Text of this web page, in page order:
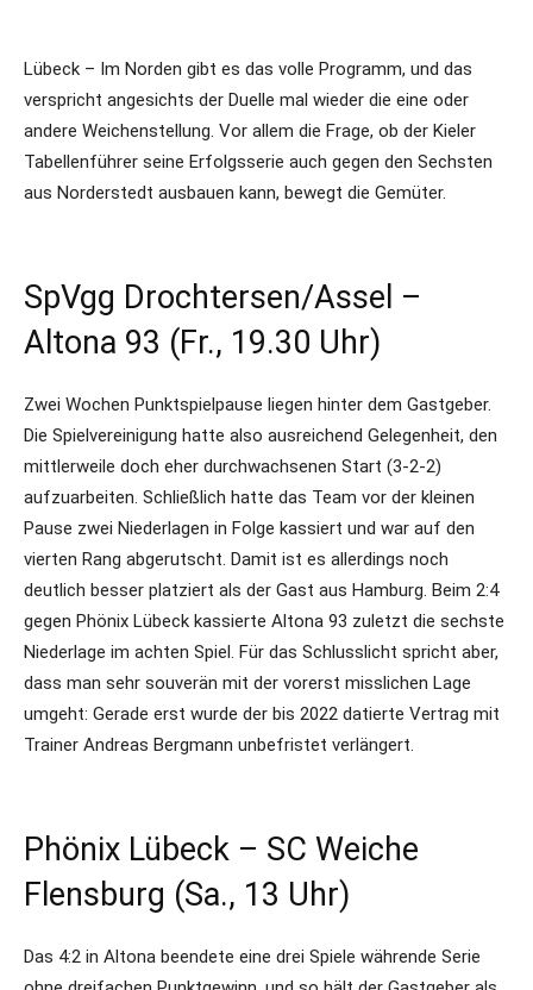
Lübeck – Im Norden gibt es das volle Programm, und das
verspricht angesichts der Duelle mal wieder die eine oder
andere Weichenstellung. Vor allem die Frage, ob der Kieler
Tabellenführer seine Erfolgsserie auch gegen den Sechsten
aus Norderstedt ausbauen kann, bewegt die Gemüter.
SpVgg Drochtersen/Assel –
Altona 93 (Fr., 19.30 Uhr)
Zwei Wochen Punktspielpause liegen hinter dem Gastgeber.
Die Spielvereinigung hatte also ausreichend Gelegenheit, den
mittlerweile doch eher durchwachsenen Start (3-2-2)
aufzuarbeiten. Schließlich hatte das Team vor der kleinen
Pause zwei Niederlagen in Folge kassiert und war auf den
vierten Rang abgerutscht. Damit ist es allerdings noch
deutlich besser platziert als der Gast aus Hamburg. Beim 2:4
gegen Phönix Lübeck kassierte Altona 93 zuletzt die sechste
Niederlage im achten Spiel. Für das Schlusslicht spricht aber,
dass man sehr souverän mit der vorerst misslichen Lage
umgeht: Gerade erst wurde der bis 2022 datierte Vertrag mit
Trainer Andreas Bergmann unbefristet verlängert.
Phönix Lübeck – SC Weiche
Flensburg (Sa., 13 Uhr)
Das 4:2 in Altona beendete eine drei Spiele währende Serie